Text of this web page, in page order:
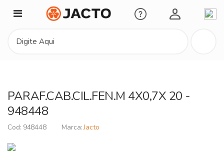
Minha Conta
PARAF.CAB.CIL.FEN.M 4X0,7X 20 -
948448
948448 Jacto